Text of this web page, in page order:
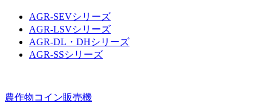
AGR-SEVシリーズ
AGR-LSVシリーズ
AGR-DL・DHシリーズ
AGR-SSシリーズ
農作物コイン販売機